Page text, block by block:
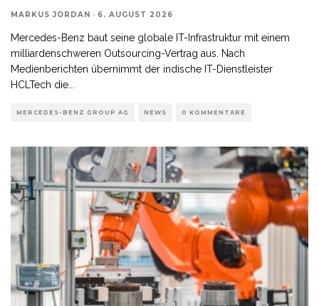
MARKUS JORDAN · 6. AUGUST 2026
Mercedes-Benz baut seine globale IT-Infrastruktur mit einem
milliardenschweren Outsourcing-Vertrag aus. Nach
Medienberichten übernimmt der indische IT-Dienstleister
HCLTech die
MERCEDES-BENZ GROUP AG NEWS 0 KOMMENTARE